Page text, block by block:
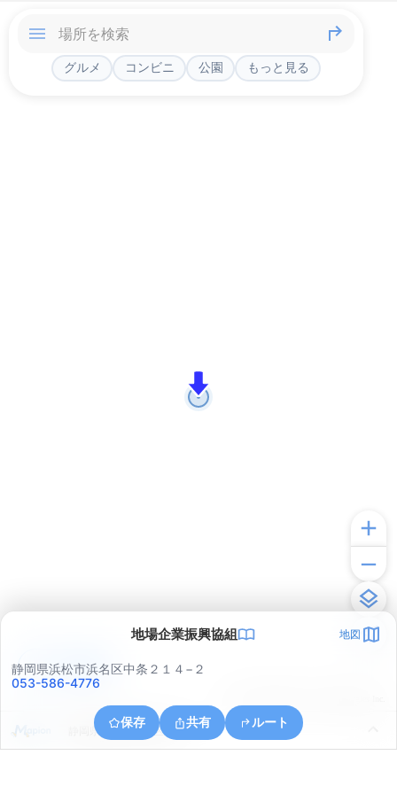
グルメ コンビニ 公園 もっと見る
地場企業振興協組 地図
静岡県浜松市浜名区中条２１４−２
053-586-4776
保存 共有 ルート
静岡県浜松市浜名区平口
アプリで見る